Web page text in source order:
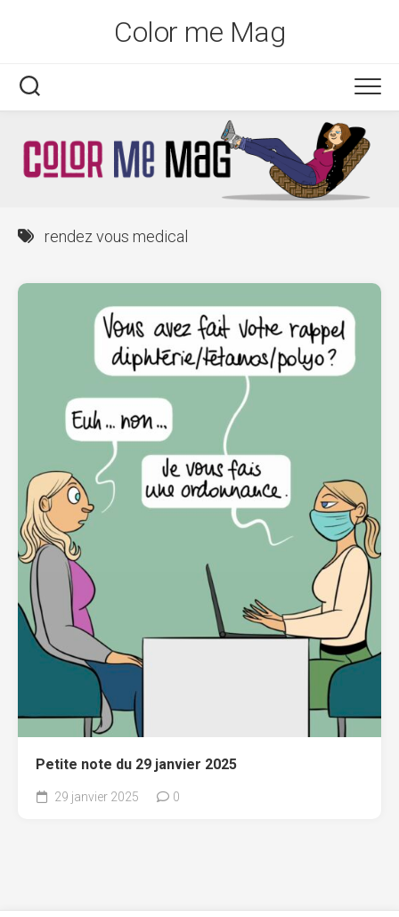
Color me Mag
rendez vous medical
Petite note du 29 janvier 2025
29 janvier 2025 0